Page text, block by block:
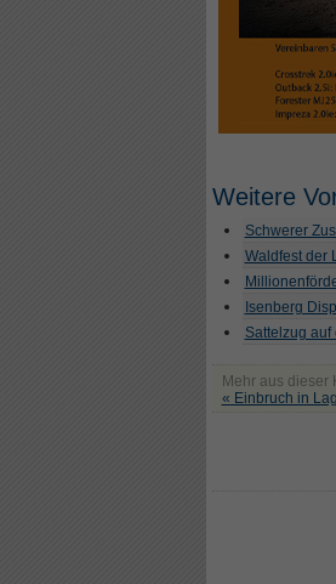
Weitere
Schwerer
Waldfest der
Isenberg
Sattelzug auf
Mehr aus dieser
« Einbruch in